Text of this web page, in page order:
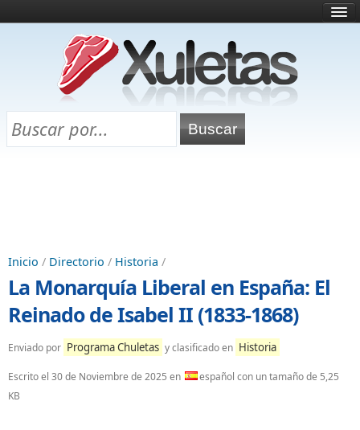
¿Qué es esto?
Directorio
Chuletas para exámenes
Inicio / Directorio / Historia /
La Monarquía Liberal en España: El
Reinado de Isabel II (1833-1868)
Enviado por Programa Chuletas y clasificado en Historia
Escrito el 30 de Noviembre de 2025 en
español con un tamaño de 5,25
KB